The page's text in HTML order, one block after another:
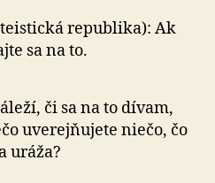
republika): Ak
sa na to.
či sa na to dívam,
uve­rej­ňu­je­te niečo, čo
uráža?